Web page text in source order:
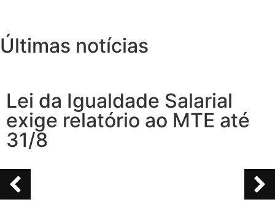
Últimas notícias
Lei da Igualdade Salarial
exige relatório ao MTE até
31/8